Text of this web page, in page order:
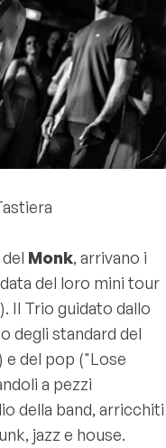
Monk, arrivano i
del loro mini tour
Il Trio guidato dallo
degli standard del
e del pop ("Lose
a pezzi
della band, arricchiti
jazz e house.